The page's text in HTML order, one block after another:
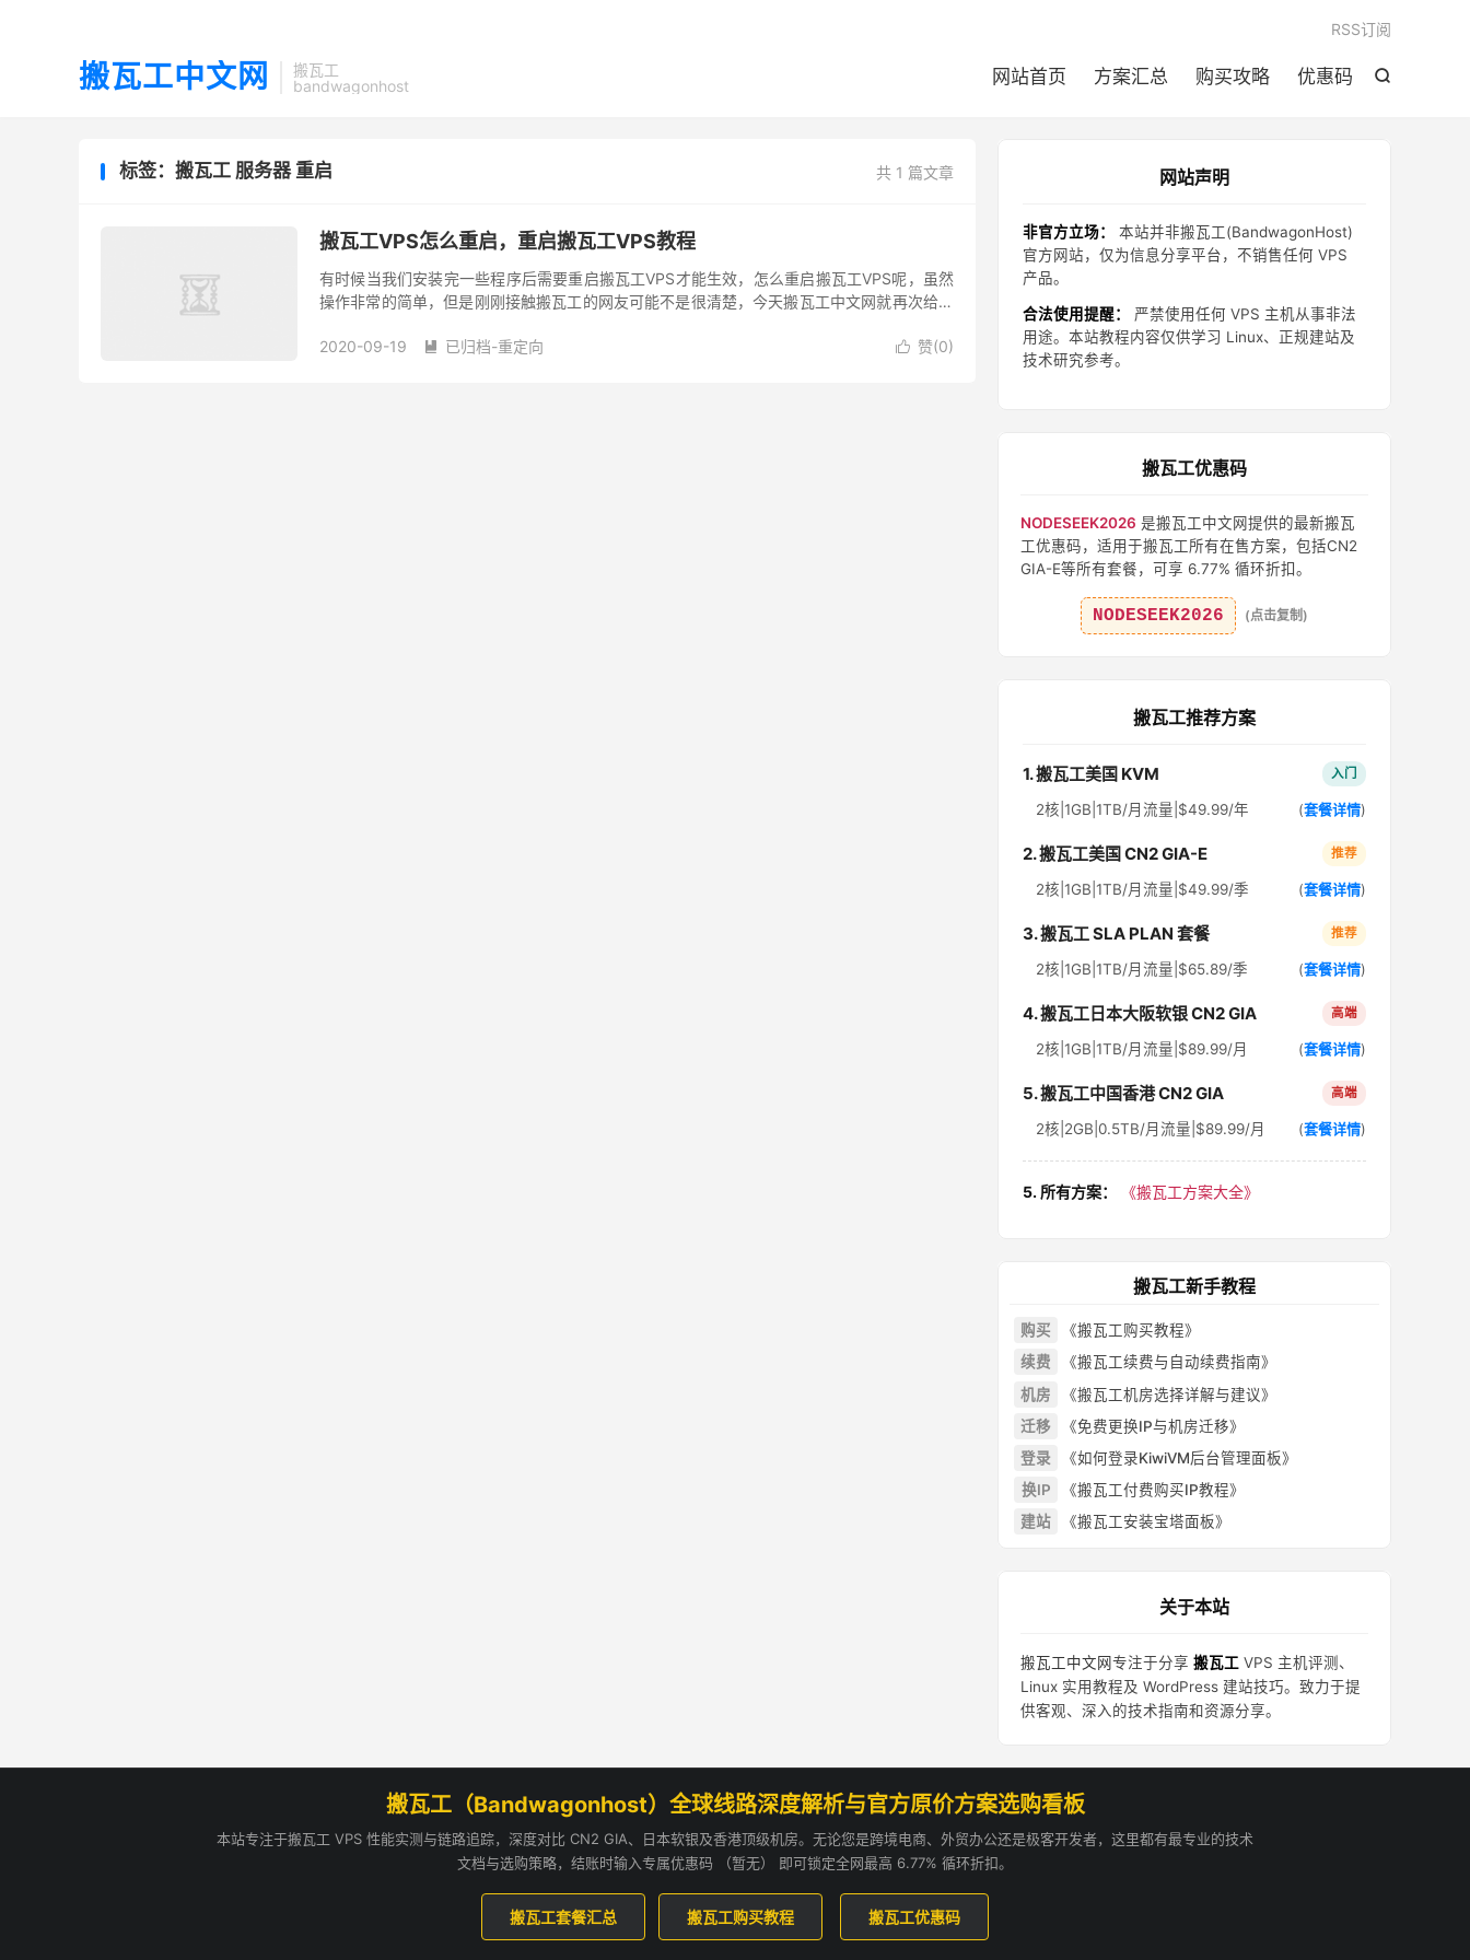
搬瓦工中文网
搬瓦工
bandwagonhost

网站首页 方案汇总 购买攻略 优惠码
RSS订阅
共 1 篇文章
标签：搬瓦工 服务器 重启
搬瓦工VPS怎么重启，重启搬瓦工VPS教程
有时候当我们安装完一些程序后需要重启搬瓦工VPS才能生效，怎么重启搬瓦工VPS呢，虽然
操作非常的简单，但是刚刚接触搬瓦工的网友可能不是很清楚，今天搬瓦工中文网就再次给大
 赞(0)
2020-09-19  已归档-重定向
网站声明
非官方立场：
本站并非搬瓦工(BandwagonHost)
官方网站，仅为信息分享平台，不销售任何 VPS
产品。
合法使用提醒：
严禁使用任何 VPS 主机从事非法
用途。本站教程内容仅供学习 Linux、正规建站及
技术研究参考。
搬瓦工优惠码
NODESEEK2026 是搬瓦工中文网提供的最新搬瓦
工优惠码，适用于搬瓦工所有在售方案，包括CN2
GIA-E等所有套餐，可享 6.77% 循环折扣。
NODESEEK2026 (点击复制)
搬瓦工推荐方案
1. 搬瓦工美国 KVM 入门
2核|1GB|1TB/月流量|$49.99/年 (套餐详情)
2. 搬瓦工美国 CN2 GIA-E 推荐
2核|1GB|1TB/月流量|$49.99/季 (套餐详情)
3. 搬瓦工 SLA PLAN 套餐 推荐
2核|1GB|1TB/月流量|$65.89/季 (套餐详情)
4. 搬瓦工日本大阪软银 CN2 GIA 高端
2核|1GB|1TB/月流量|$89.99/月 (套餐详情)
5. 搬瓦工中国香港 CN2 GIA 高端
2核|2GB|0.5TB/月流量|$89.99/月 (套餐详情)
5. 所有方案： 《搬瓦工方案大全》
搬瓦工新手教程
购买
《搬瓦工购买教程》
续费
《搬瓦工续费与自动续费指南》
机房
《搬瓦工机房选择详解与建议》
迁移
《免费更换IP与机房迁移》
登录
《如何登录KiwiVM后台管理面板》
换IP
《搬瓦工付费购买IP教程》
建站
《搬瓦工安装宝塔面板》
关于本站
搬瓦工中文网专注于分享 搬瓦工 VPS 主机评测、
Linux 实用教程及 WordPress 建站技巧。致力于提
供客观、深入的技术指南和资源分享。
搬瓦工（Bandwagonhost）全球线路深度解析与官方原价方案选购看板
本站专注于搬瓦工 VPS 性能实测与链路追踪，深度对比 CN2 GIA、日本软银及香港顶级机房。无论您是跨境电商、外贸办公还是极客开发者，这里都有最专业的技术
文档与选购策略，结账时输入专属优惠码 （暂无） 即可锁定全网最高 6.77% 循环折扣。
搬瓦工套餐汇总 搬瓦工购买教程 搬瓦工优惠码